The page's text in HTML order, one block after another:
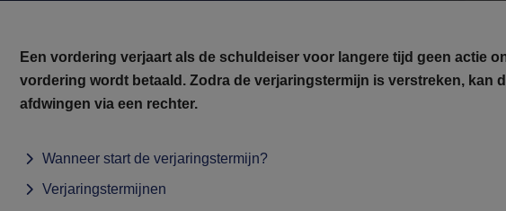
Een vordering verjaart als de schuldeiser voor langere tijd geen actie
vordering wordt betaald. Zodra de verjaringstermijn is verstreken, kan
afdwingen via een rechter.
Wanneer start de verjaringstermijn?
Verjaringstermijnen